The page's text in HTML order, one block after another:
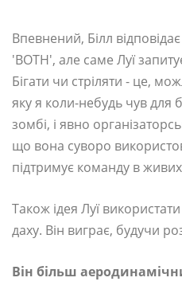
Впевнений, Білл
'BOTH', але саме Луї
Бігати чи стріляти - це,
яку я коли-небудь чув для
зомбі, і явно
що вона суворо
підтримує команду в
Також ідея Луї
даху. Він виграє, будучи
Він більш